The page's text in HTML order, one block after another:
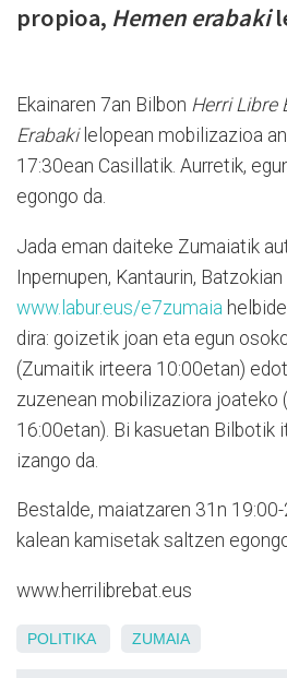
propioa, Hemen erabaki
Ekainaren 7an Bilbon Herri Libre
Erabakilelopean mobilizazioa
17:30ean Casillatik. Aurretik,
egongo da.
Jada eman daiteke Zumaiatik
Inpernupen, Kantaurin,
www.labur.eus/e7zumaia
dira: goizetik joan eta egun
(Zumaitik irteera 10:00etan)
zuzenean mobilizaziora joateko
16:00etan). Bi kasuetan Bilbotik
izango da.
Bestalde, maiatzaren 31n
kalean kamisetak saltzen
www.herrilibrebat.eus
POLITIKA ZUMAIA